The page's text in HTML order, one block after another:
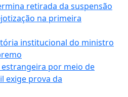
retirada da suspensão
na primeira
institucional do ministro
por meio de
exige prova da